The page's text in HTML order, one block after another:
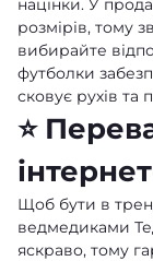
розмірів, тому
вибирайте
футболки
сковує рухів та
⭐
Щоб бути в
ведмедиками
яскраво, тому